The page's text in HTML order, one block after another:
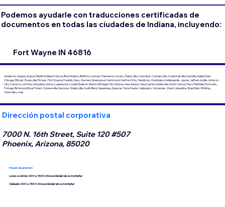
Podemos ayudarle con traducciones certificadas de
documentos en todas las ciudades de Indiana, incluyendo:
Fort Wayne IN 46816
Anderson, Angola, Auburn, Bedford, Beech Grove, Bloomington, Bluffton, Carmel, Chesterton, Cicero, Clarksville, Columbus, Connersville, Crawfordsville, Danville, Delphi, East
Chicago, Elkhart, Evansville, Fishers, Fort Wayne, Franklin, Gary, Goshen, Greenwood, Hammond, Hartford City, Hendricks, Huntington, Indianapolis, Jasper, Jeffersonville, Johnson
City, Kokomo, La Porte, Lafayette, Linton, Logansport, Lowell, Madison, Marion, Michigan City, Muncie, New Albany, New Castle, Noblesville, North Vernon, Peru, Plainfield, Plymouth,
Portage, Richmond, River Forest, Schererville, Seymour, Shelbyville, South Bend, Speedway, Spencer, Terre Haute, Valparaiso, Vincennes, West Lafayette, Westfield, Whiting,
Zionsville y más.
Dirección postal corporativa
7000 N. 16th Street, Suite 120 #507
Phoenix, Arizona, 85020
Horario de atención
Lunes a viernes 9:00 a 18:00 (hora estándar de la montaña)
Sábados 9:00 a 18:00 (hora estándar de la montaña)